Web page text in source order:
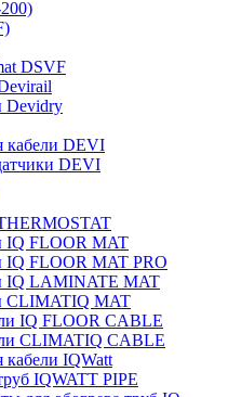
DSVF
Devidry
кабели DEVI
DEVI
IQ FLOOR MAT
IQ FLOOR MAT PRO
IQ LAMINATE MAT
CLIMATIQ MAT
IQ FLOOR CABLE
CLIMATIQ CABLE
IQWatt
IQWATT PIPE